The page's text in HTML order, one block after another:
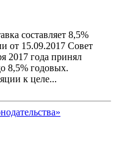
составляет 8,5%
от 15.09.2017 Совет
2017 года принял
8,5% годовых.
к целе...